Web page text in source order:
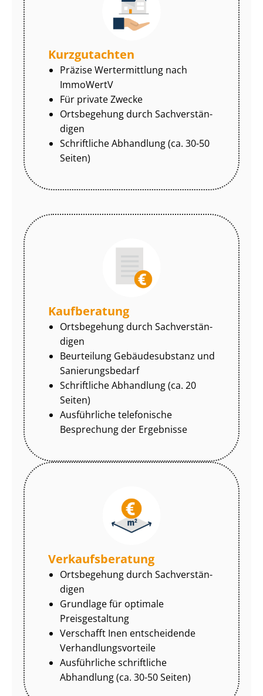
Kurzgutachten
Präzise Wertermittlung nach
ImmoWertV
Für private Zwecke
Ortsbegehung durch Sach­ver­stän­
di­gen
Schriftliche Abhandlung (ca. 30-50
Seiten)
Kaufberatung
Ortsbegehung durch Sach­ver­stän­
di­gen
Beurteilung Gebäudesubstanz und
Sa­nie­rungs­be­darf
Schriftliche Abhandlung (ca. 20
Seiten)
Ausführliche telefonische
Besprechung der Ergebnisse
Ver­kaufs­be­ra­tung
Ortsbegehung durch Sach­ver­stän­
di­gen
Grundlage für optimale
Preisgestaltung
Verschafft Inen entscheidende
Ver­hand­lungs­vor­tei­le
Ausführliche schriftliche
Abhandlung (ca. 30-50 Seiten)